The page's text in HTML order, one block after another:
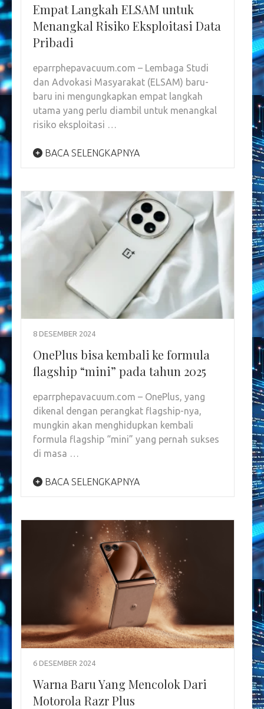
Empat Langkah ELSAM untuk
Menangkal Risiko Eksploitasi Data
Pribadi
eparrphepavacuum.com – Lembaga Studi
dan Advokasi Masyarakat (ELSAM) baru-
baru ini mengungkapkan empat langkah
utama yang perlu diambil untuk menangkal
risiko eksploitasi …
BACA SELENGKAPNYA
8 DESEMBER 2024
OnePlus bisa kembali ke formula
flagship “mini” pada tahun 2025
eparrphepavacuum.com – OnePlus, yang
dikenal dengan perangkat flagship-nya,
mungkin akan menghidupkan kembali
formula flagship “mini” yang pernah sukses
di masa …
BACA SELENGKAPNYA
6 DESEMBER 2024
Warna Baru Yang Mencolok Dari
Motorola Razr Plus